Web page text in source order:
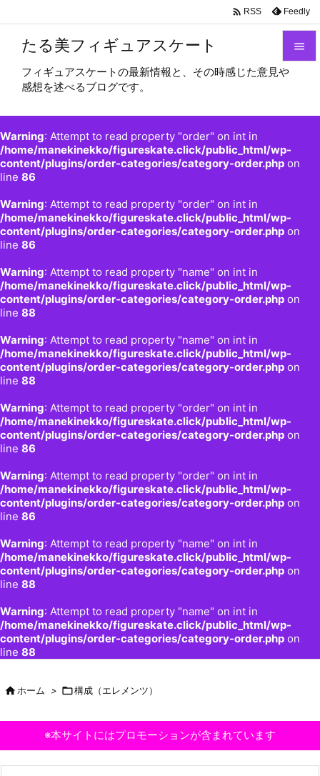
たる美フィギュアスケート
フィギュアスケートの最新情報と、その時感じた意見や
感想を述べるブログです。
Warning: Attempt to read property "order" on int in
/home/manekinekko/figureskate.click/public_html/wp-
content/plugins/order-categories/category-order.php on
line 86
Warning: Attempt to read property "order" on int in
/home/manekinekko/figureskate.click/public_html/wp-
content/plugins/order-categories/category-order.php on
line 86
Warning: Attempt to read property "name" on int in
/home/manekinekko/figureskate.click/public_html/wp-
content/plugins/order-categories/category-order.php on
line 88
Warning: Attempt to read property "name" on int in
/home/manekinekko/figureskate.click/public_html/wp-
content/plugins/order-categories/category-order.php on
line 88
Warning: Attempt to read property "order" on int in
/home/manekinekko/figureskate.click/public_html/wp-
content/plugins/order-categories/category-order.php on
line 86
Warning: Attempt to read property "order" on int in
/home/manekinekko/figureskate.click/public_html/wp-
content/plugins/order-categories/category-order.php on
line 86
Warning: Attempt to read property "name" on int in
/home/manekinekko/figureskate.click/public_html/wp-
content/plugins/order-categories/category-order.php on
line 88
Warning: Attempt to read property "name" on int in
/home/manekinekko/figureskate.click/public_html/wp-
content/plugins/order-categories/category-order.php on
line 88


前へ

 RSS Feedly
ホーム > 構成（エレメンツ）
※本サイトにはプロモーションが含まれています